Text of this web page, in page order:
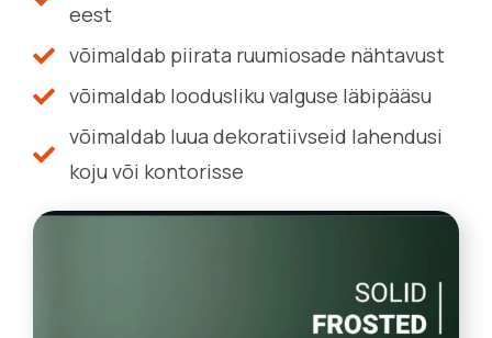
eest
võimaldab piirata ruumiosade nähtavust
võimaldab loodusliku valguse läbipääsu
võimaldab luua dekoratiivseid lahendusi
koju või kontorisse